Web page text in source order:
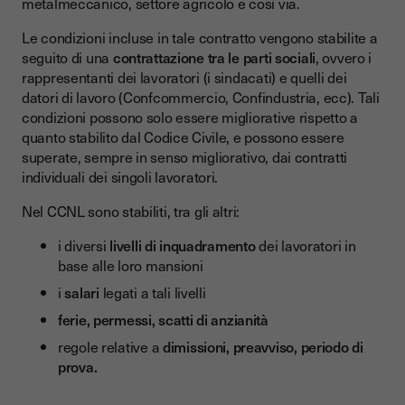
Le condizioni incluse in tale contratto vengono stabilite a
seguito di una contrattazione tra le parti sociali, ovvero i
rappresentanti dei lavoratori (i sindacati) e quelli dei
datori di lavoro (Confcommercio, Confindustria, ecc). Tali
condizioni possono solo essere migliorative rispetto a
quanto stabilito dal Codice Civile, e possono essere
superate, sempre in senso migliorativo, dai contratti
individuali dei singoli lavoratori.
Nel CCNL sono stabiliti, tra gli altri:
i diversi livelli di inquadramentodei lavoratori in
base alle loro mansioni
isalari legati a tali livelli
ferie, permessi, scatti di anzianità
regole relative adimissioni, preavviso, periodo di
prova.